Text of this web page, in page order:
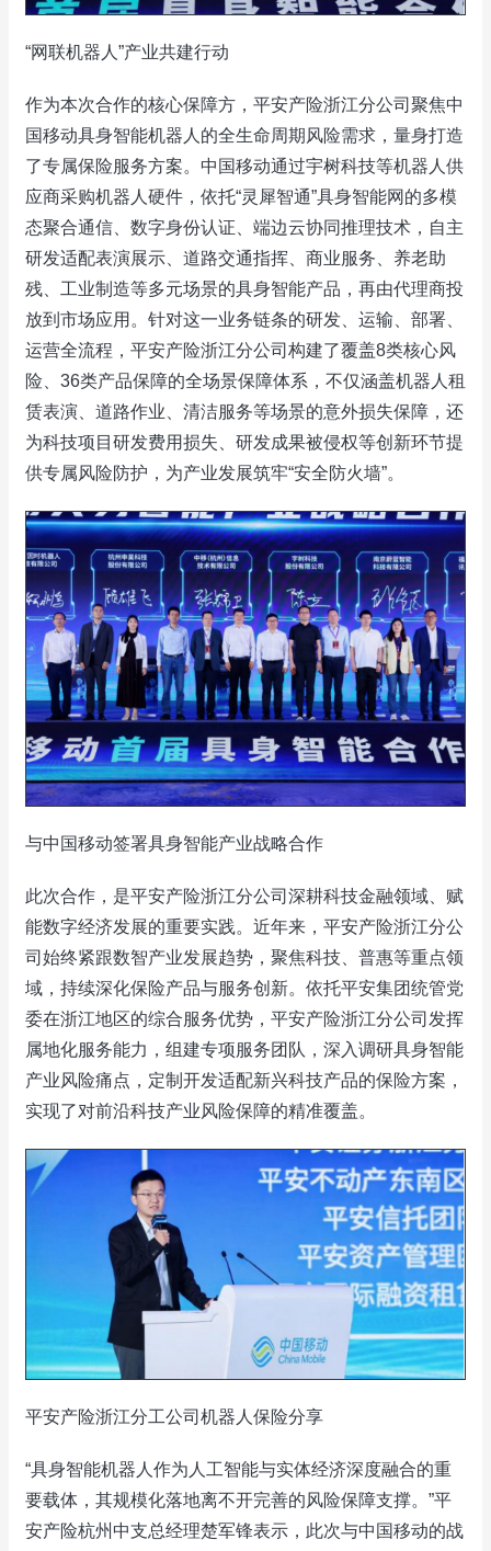
“网联机器人”产业共建行动
作为本次合作的核心保障方，平安产险浙江分公司聚焦中
国移动具身智能机器人的全生命周期风险需求，量身打造
了专属保险服务方案。中国移动通过宇树科技等机器人供
应商采购机器人硬件，依托“灵犀智通”具身智能网的多模
态聚合通信、数字身份认证、端边云协同推理技术，自主
研发适配表演展示、道路交通指挥、商业服务、养老助
残、工业制造等多元场景的具身智能产品，再由代理商投
放到市场应用。针对这一业务链条的研发、运输、部署、
运营全流程，平安产险浙江分公司构建了覆盖8类核心风
险、36类产品保障的全场景保障体系，不仅涵盖机器人租
赁表演、道路作业、清洁服务等场景的意外损失保障，还
为科技项目研发费用损失、研发成果被侵权等创新环节提
供专属风险防护，为产业发展筑牢“安全防火墙”。
与中国移动签署具身智能产业战略合作
此次合作，是平安产险浙江分公司深耕科技金融领域、赋
能数字经济发展的重要实践。近年来，平安产险浙江分公
司始终紧跟数智产业发展趋势，聚焦科技、普惠等重点领
域，持续深化保险产品与服务创新。依托平安集团统管党
委在浙江地区的综合服务优势，平安产险浙江分公司发挥
属地化服务能力，组建专项服务团队，深入调研具身智能
产业风险痛点，定制开发适配新兴科技产品的保险方案，
实现了对前沿科技产业风险保障的精准覆盖。
平安产险浙江分工公司机器人保险分享
“具身智能机器人作为人工智能与实体经济深度融合的重
要载体，其规模化落地离不开完善的风险保障支撑。”平
安产险杭州中支总经理楚军锋表示，此次与中国移动的战